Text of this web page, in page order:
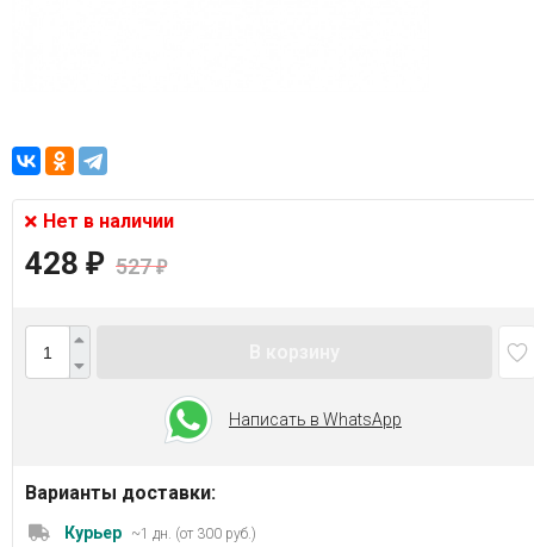
Нет в наличии
428 ₽ 527₽
Написать в WhatsApp
Варианты доставки:
Курьер ~1 дн. (от 300 руб.)